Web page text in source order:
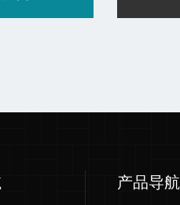
产品导航